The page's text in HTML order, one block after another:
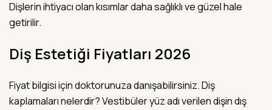
Dişlerin ihtiyacı olan kısımlar daha sağlıklı ve güzel hale
getirilir.
Diş Estetiği Fiyatları 2026
Fiyat bilgisi için doktorunuza danışabilirsiniz. Diş
kaplamaları nelerdir? Vestibüler yüz adı verilen dişin dış